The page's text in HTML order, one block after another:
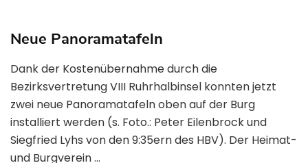
Neue Panoramatafeln
Dank der Kostenübernahme durch die
Bezirksvertretung VIII Ruhrhalbinsel konnten jetzt
zwei neue Panoramatafeln oben auf der Burg
installiert werden (s. Foto.: Peter Eilenbrock und
Siegfried Lyhs von den 9:35ern des HBV). Der Heimat-
und Burgverein …